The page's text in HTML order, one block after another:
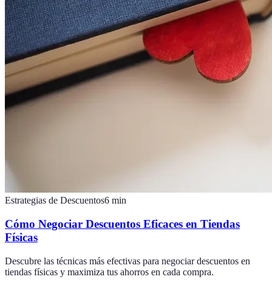
Estrategias de Descuentos6 min
Cómo Negociar Descuentos Eficaces en Tiendas
Físicas
Descubre las técnicas más efectivas para negociar descuentos en
tiendas físicas y maximiza tus ahorros en cada compra.